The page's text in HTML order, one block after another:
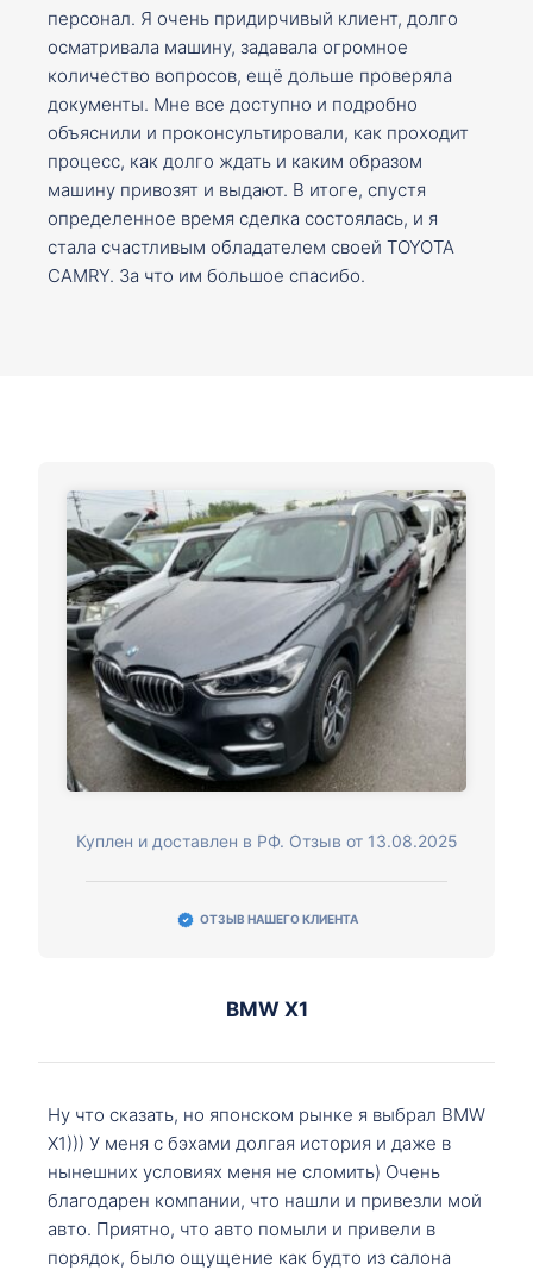
персонал. Я очень придирчивый клиент, долго
осматривала машину, задавала огромное
количество вопросов, ещё дольше проверяла
документы. Мне все доступно и подробно
объяснили и проконсультировали, как проходит
процесс, как долго ждать и каким образом
машину привозят и выдают. В итоге, спустя
определенное время сделка состоялась, и я
стала счастливым обладателем своей TOYOTA
CAMRY. За что им большое спасибо.
Куплен и доставлен в РФ. Отзыв от 13.08.2025
ОТЗЫВ НАШЕГО КЛИЕНТА
BMW X1
Ну что сказать, но японском рынке я выбрал BMW
X1))) У меня с бэхами долгая история и даже в
нынешних условиях меня не сломить) Очень
благодарен компании, что нашли и привезли мой
авто. Приятно, что авто помыли и привели в
порядок, было ощущение как будто из салона